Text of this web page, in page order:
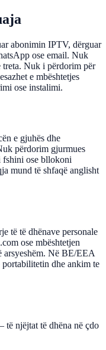
abonimin IPTV, dërguar
ose email. Nuk
treta. Nuk i përdorim për
e mbështetjes
ose instalimi.
e gjuhës dhe
përdorim gjurmues
fshini ose bllokoni
mund të shfaqë anglisht
të të dhënave personale
ose mbështetjen
arsyeshëm. Në BE/EEA
dhe ankim te
njëjtat të dhëna në çdo